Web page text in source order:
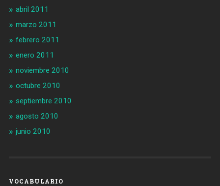
abril 2011
marzo 2011
febrero 2011
enero 2011
noviembre 2010
octubre 2010
septiembre 2010
agosto 2010
junio 2010
VOCABULARIO